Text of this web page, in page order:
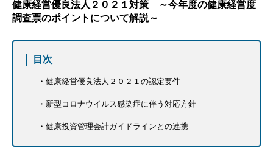
健康経営優良法人２０２１対策 ～今年度の健康経営度
調査票のポイントについて解説～
目次
健康経営優良法人２０２１の認定要件
新型コロナウイルス感染症に伴う対応方針
健康投資管理会計ガイドラインとの連携